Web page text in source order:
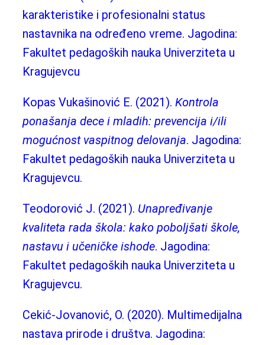
karakteristike i profesionalni status
nastavnika na određeno vreme. Jagodina:
Fakultet pedagoških nauka Univerziteta u
Kragujevcu
Kopas Vukašinović E. (2021). Kontrola
ponašanja dece i mladih: prevencija i/ili
mogućnost vaspitnog delovanja. Jagodina:
Fakultet pedagoških nauka Univerziteta u
Kragujevcu.
Teodorović J. (2021). Unapređivanje
kvaliteta rada škola: kako poboljšati škole,
nastavu i učeničke ishode. Jagodina:
Fakultet pedagoških nauka Univerziteta u
Kragujevcu.
Cekić-Jovanović, O. (2020). Multimedijalna
nastava prirode i društva. Jagodina: